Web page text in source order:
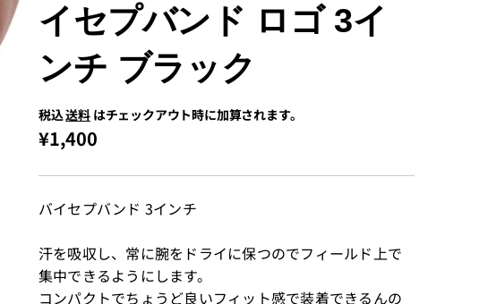
イセプバンド ロゴ 3イ
ンチ ブラック
¥1,400
税込送料 はチェックアウト時に加算されます。
バイセプバンド 3インチ
汗を吸収し、常に腕をドライに保つのでフィールド上で
集中できるようにします。
コンパクトでちょうど良いフィット感で装着できるんの